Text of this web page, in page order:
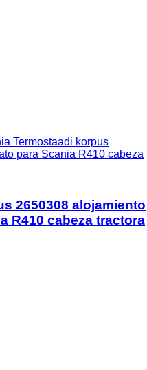
Termostaadi korpus
para Scania R410 cabeza
2650308 alojamiento
R410 cabeza tractora